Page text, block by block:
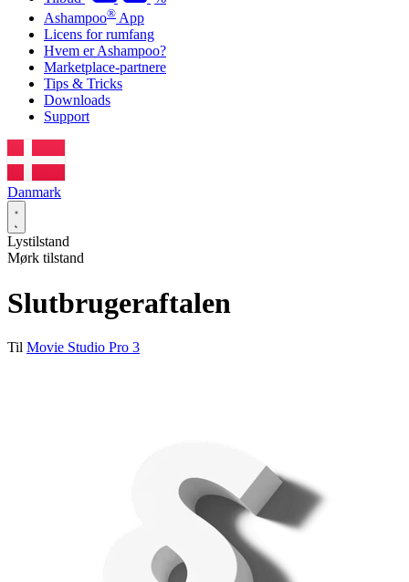
Ashampoo® App
Licens for rumfang
Hvem er Ashampoo?
Marketplace-partnere
Tips & Tricks
Downloads
Support
Danmark
Lystilstand
Mørk tilstand
Slutbrugeraftalen
Til Movie Studio Pro 3